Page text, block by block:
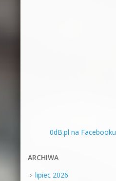
0dB.pl na Facebooku
ARCHIWA
lipiec 2026